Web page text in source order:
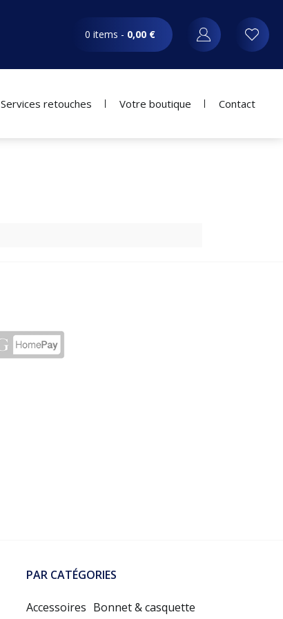
0 items - 0,00 €
Services retouches Votre boutique Contact
PAR CATÉGORIES
Accessoires Bonnet & casquette